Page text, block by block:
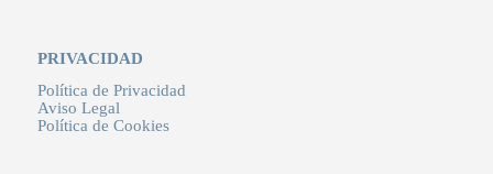
PRIVACIDAD
Política de Privacidad
Aviso Legal
Política de Cookies